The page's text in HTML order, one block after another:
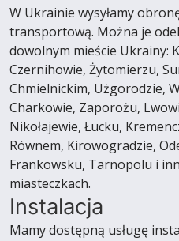
W Ukrainie wysyłamy
transportową. Można je
dowolnym mieście Ukrainy:
Czernihowie, Żytomierzu,
Chmielnickim, Użgorodzie,
Charkowie, Zaporożu,
Nikołajewie, Łucku,
Równem, Kirowogradzie,
Frankowsku, Tarnopolu i
miasteczkach.
Instalacja
Mamy dostępną usługę